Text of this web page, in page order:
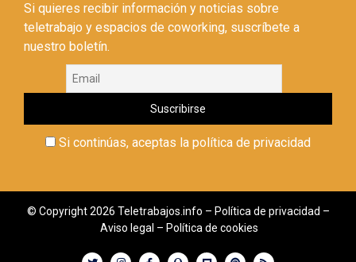
Si quieres recibir información y noticias sobre
teletrabajo y espacios de coworking, suscríbete a
nuestro boletín.
Si continúas, aceptas la política de privacidad
© Copyright 2026 Teletrabajos.info – Política de privacidad –
Aviso legal – Política de cookies